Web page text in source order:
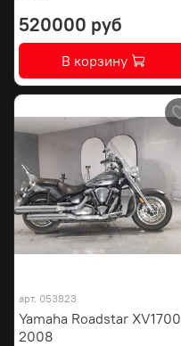
520000 руб
В корзину
арт. 053823
Yamaha Roadstar XV1700
2008